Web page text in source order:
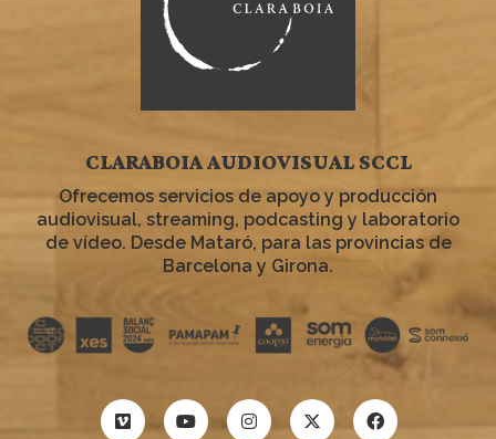
CLARABOIA AUDIOVISUAL SCCL
Ofrecemos servicios de apoyo y producción
audiovisual, streaming, podcasting y laboratorio
de vídeo. Desde Mataró, para las provincias de
Barcelona y Girona.